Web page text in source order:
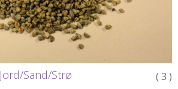
Jord/Sand/Strø ( 3 )